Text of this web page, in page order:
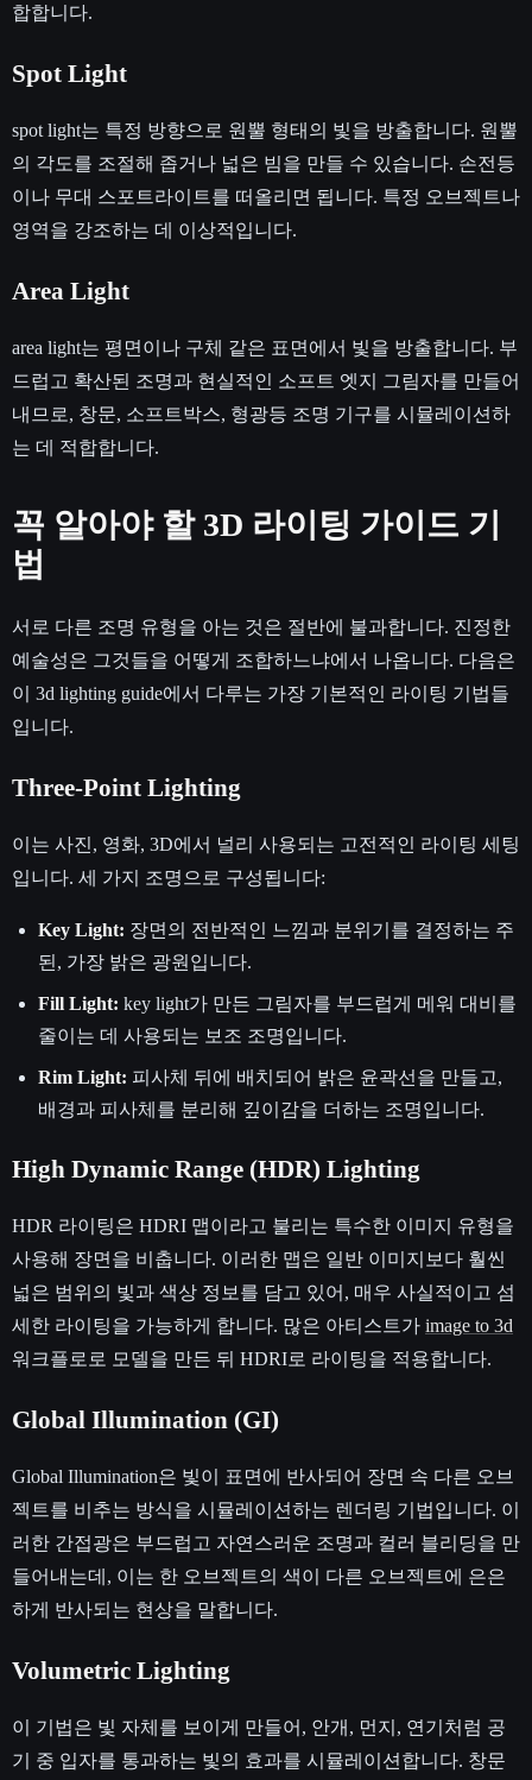
합합니다.
Spot Light
spot light는 특정 방향으로 원뿔 형태의 빛을 방출합니다. 원뿔
의 각도를 조절해 좁거나 넓은 빔을 만들 수 있습니다. 손전등
이나 무대 스포트라이트를 떠올리면 됩니다. 특정 오브젝트나
영역을 강조하는 데 이상적입니다.
Area Light
area light는 평면이나 구체 같은 표면에서 빛을 방출합니다. 부
드럽고 확산된 조명과 현실적인 소프트 엣지 그림자를 만들어
내므로, 창문, 소프트박스, 형광등 조명 기구를 시뮬레이션하
는 데 적합합니다.
꼭 알아야 할 3D 라이팅 가이드 기
법
서로 다른 조명 유형을 아는 것은 절반에 불과합니다. 진정한
예술성은 그것들을 어떻게 조합하느냐에서 나옵니다. 다음은
이 3d lighting guide에서 다루는 가장 기본적인 라이팅 기법들
입니다.
Three-Point Lighting
이는 사진, 영화, 3D에서 널리 사용되는 고전적인 라이팅 세팅
입니다. 세 가지 조명으로 구성됩니다:
Key Light: 장면의 전반적인 느낌과 분위기를 결정하는 주
된, 가장 밝은 광원입니다.
Fill Light: key light가 만든 그림자를 부드럽게 메워 대비를
줄이는 데 사용되는 보조 조명입니다.
Rim Light: 피사체 뒤에 배치되어 밝은 윤곽선을 만들고,
배경과 피사체를 분리해 깊이감을 더하는 조명입니다.
High Dynamic Range (HDR) Lighting
HDR 라이팅은 HDRI 맵이라고 불리는 특수한 이미지 유형을
사용해 장면을 비춥니다. 이러한 맵은 일반 이미지보다 훨씬
넓은 범위의 빛과 색상 정보를 담고 있어, 매우 사실적이고 섬
세한 라이팅을 가능하게 합니다. 많은 아티스트가 image to 3d
워크플로로 모델을 만든 뒤 HDRI로 라이팅을 적용합니다.
Global Illumination (GI)
Global Illumination은 빛이 표면에 반사되어 장면 속 다른 오브
젝트를 비추는 방식을 시뮬레이션하는 렌더링 기법입니다. 이
러한 간접광은 부드럽고 자연스러운 조명과 컬러 블리딩을 만
들어내는데, 이는 한 오브젝트의 색이 다른 오브젝트에 은은
하게 반사되는 현상을 말합니다.
Volumetric Lighting
이 기법은 빛 자체를 보이게 만들어, 안개, 먼지, 연기처럼 공
기 중 입자를 통과하는 빛의 효과를 시뮬레이션합니다. 창문